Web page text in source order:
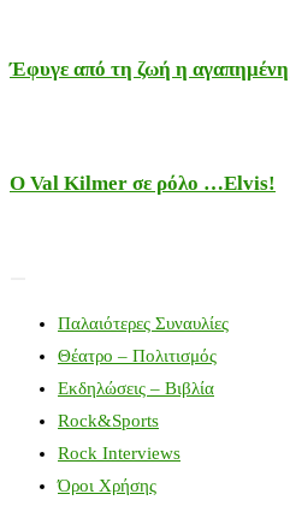
Έφυγε από τη ζωή η
Ο Val Kilmer σε ρόλο …Elvis!
Παλαιότερες Συναυλίες
Θέατρο – Πολιτισμός
Εκδηλώσεις – Βιβλία
Rock&Sports
Rock Interviews
Όροι Χρήσης